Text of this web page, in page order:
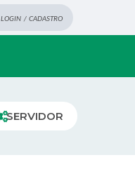
LOGIN / CADASTRO
SERVIDOR